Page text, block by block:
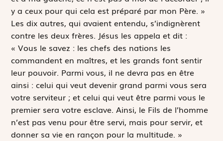
y a ceux pour qui cela est préparé par mon Père. »
Les dix autres, qui avaient entendu, s’indignèrent
contre les deux frères. Jésus les appela et dit :
« Vous le savez : les chefs des nations les
commandent en maîtres, et les grands font sentir
leur pouvoir. Parmi vous, il ne devra pas en être
ainsi : celui qui veut devenir grand parmi vous sera
votre serviteur ; et celui qui veut être parmi vous le
premier sera votre esclave. Ainsi, le Fils de l’homme
n’est pas venu pour être servi, mais pour servir, et
donner sa vie en rançon pour la multitude. »